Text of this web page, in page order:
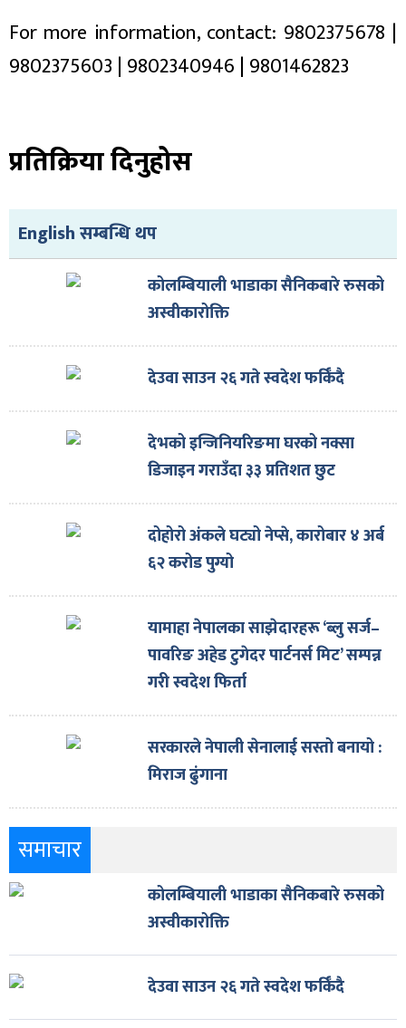
For more information, contact: 9802375678 |
9802375603 | 9802340946 | 9801462823
प्रतिक्रिया दिनुहोस
English सम्बन्धि थप
कोलम्बियाली भाडाका सैनिकबारे रुसको
अस्वीकारोक्ति
देउवा साउन २६ गते स्वदेश फर्किँदै
देभको इन्जिनियरिङमा घरको नक्सा
डिजाइन गराउँदा ३३ प्रतिशत छुट
दोहोरो अंकले घट्यो नेप्से, कारोबार ४ अर्ब
६२ करोड पुग्यो
यामाहा नेपालका साझेदारहरू ‘ब्लु सर्ज–
पावरिङ अहेड टुगेदर पार्टनर्स मिट’ सम्पन्न
गरी स्वदेश फिर्ता
सरकारले नेपाली सेनालाई सस्तो बनायो :
मिराज ढुंगाना
समाचार
कोलम्बियाली भाडाका सैनिकबारे रुसको
अस्वीकारोक्ति
देउवा साउन २६ गते स्वदेश फर्किँदै